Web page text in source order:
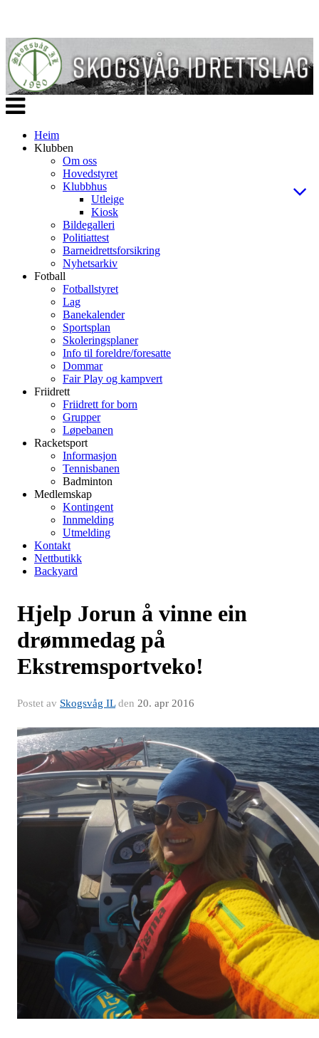
Veksle
navigasjon
Heim
Klubben
Om oss
Hovedstyret
Klubbhus
Utleige
Kiosk
Bildegalleri
Politiattest
Barneidrettsforsikring
Nyhetsarkiv
Fotball
Fotballstyret
Lag
Banekalender
Sportsplan
Skoleringsplaner
Info til foreldre/foresatte
Dommar
Fair Play og kampvert
Friidrett
Friidrett for born
Grupper
Løpebanen
Racketsport
Informasjon
Tennisbanen
Badminton
Medlemskap
Kontingent
Innmelding
Utmelding
Kontakt
Nettbutikk
Backyard
Hjelp Jorun å vinne ein
drømmedag på
Ekstremsportveko!
Postet av Skogsvåg ILden 20. apr 2016